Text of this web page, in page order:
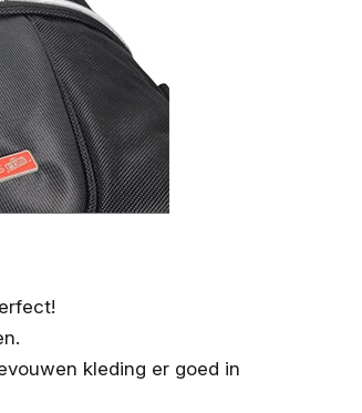
kleding er goed in